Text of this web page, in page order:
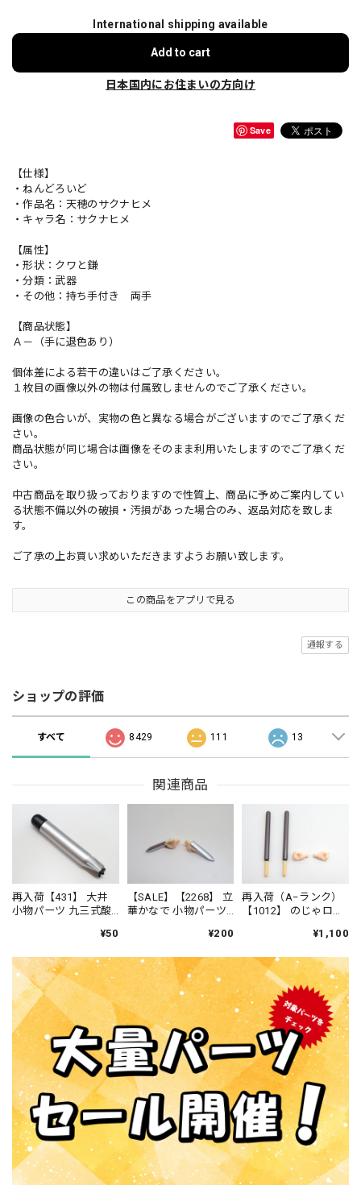
International shipping available
Add to cart
日本国内にお住まいの方向け
Save
【仕様】
・ねんどろいど
・作品名：天穂のサクナヒメ
・キャラ名：サクナヒメ
【属性】
・形状：クワと鎌
・分類：武器
・その他：持ち手付き 両手
【商品状態】
Ａ－（手に退色あり）
個体差による若干の違いはご了承ください。
１枚目の画像以外の物は付属致しませんのでご了承ください。
画像の色合いが、実物の色と異なる場合がございますのでご了承くだ
さい。
商品状態が同じ場合は画像をそのまま利用いたしますのでご了承くだ
さい。
中古商品を取り扱っておりますので性質上、商品に予めご案内してい
る状態不備以外の破損・汚損があった場合のみ、返品対応を致しま
す。
ご了承の上お買い求めいただきますようお願い致します。
この商品をアプリで見る
通報する
ショップの評価
すべて 8429 111 13
関連商品
再入荷【431】 大井
小物パーツ 九三式酸
¥50
【SALE】【2268】 立
華かなで 小物パーツ
¥200
再入荷（A−ランク）
【1012】 のじゃロリ
チョコ菓子ブレー¥1,100